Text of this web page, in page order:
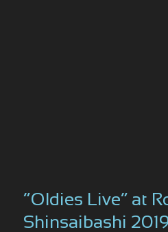
“Oldies Live” at
Shinsaibashi